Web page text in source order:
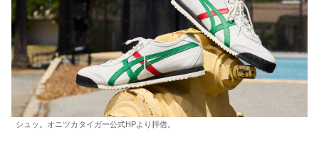
シュッ。オニツカタイガー公式HPより拝借。